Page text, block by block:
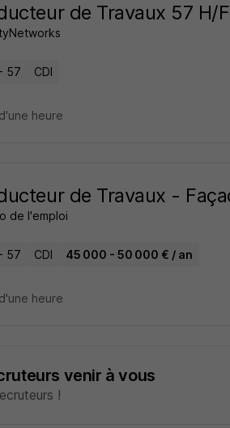
de Travaux 57 H/F
57 CDI
heure
de Travaux -
de l'emploi
57 CDI 45 000 - 50 000 € / an
heure
venir à vous
!